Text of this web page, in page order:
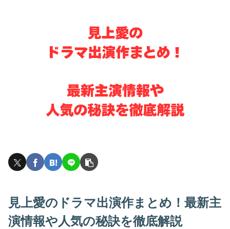
見上愛のドラマ出演作まとめ！最新主
演情報や人気の秘訣を徹底解説